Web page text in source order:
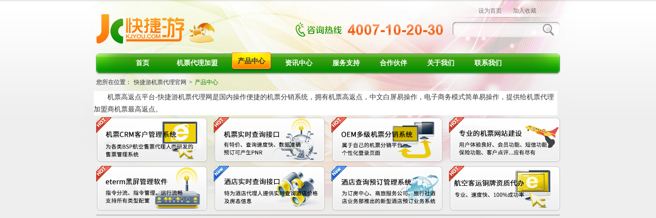
设为首页 加入收藏
首页 机票代理加盟 产品中心 资讯中心 服务支持 合作伙伴 关于我们 联系我们
您所在位置： 快捷游机票代理官网 > 产品中心
机票高返点平台-快捷游机票代理网是国内操作便捷的机票分销系统，拥有机票高返点，中文白屏易操作，电子商务模式简单易操作，提供给机票代理
加盟商机票最高返点。